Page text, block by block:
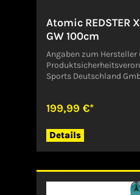
Atomic REDSTER
GW 100cm
Angaben zum Hersteller
Sports Deutschland
199,99 €*
Details